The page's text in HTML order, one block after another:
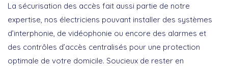
La sécurisation des accès fait aussi partie de notre
expertise, nos électriciens pouvant installer des systèmes
d’interphonie, de vidéophonie ou encore des alarmes et
des contrôles d’accès centralisés pour une protection
optimale de votre domicile. Soucieux de rester en